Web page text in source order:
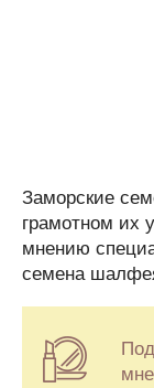
Заморские
грамотном их
мнению
семена